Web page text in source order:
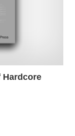
Hardcore